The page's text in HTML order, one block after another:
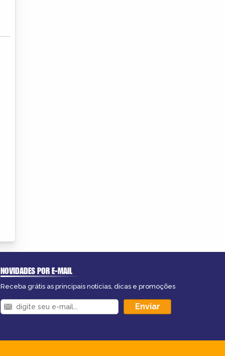
NOVIDADES POR E-MAIL
Receba grátis as principais notícias, dicas e promoções